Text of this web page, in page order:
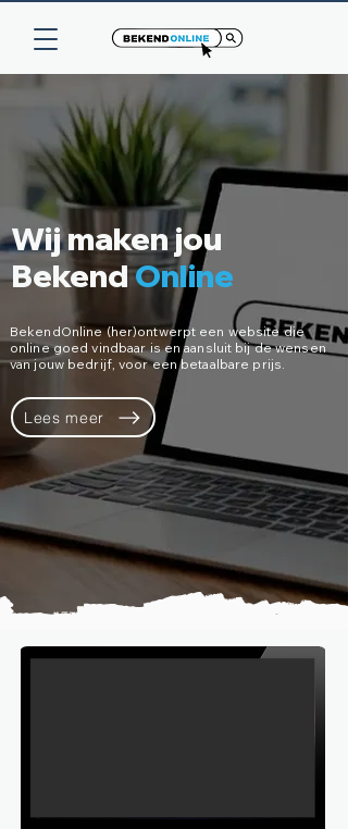
Wij maken jou
BekendOnline
BekendOnline (her)ontwerpt een website die
online goed vindbaar is en aansluit bij de wensen
van jouw bedrijf, voor een betaalbare prijs.
Lees meer